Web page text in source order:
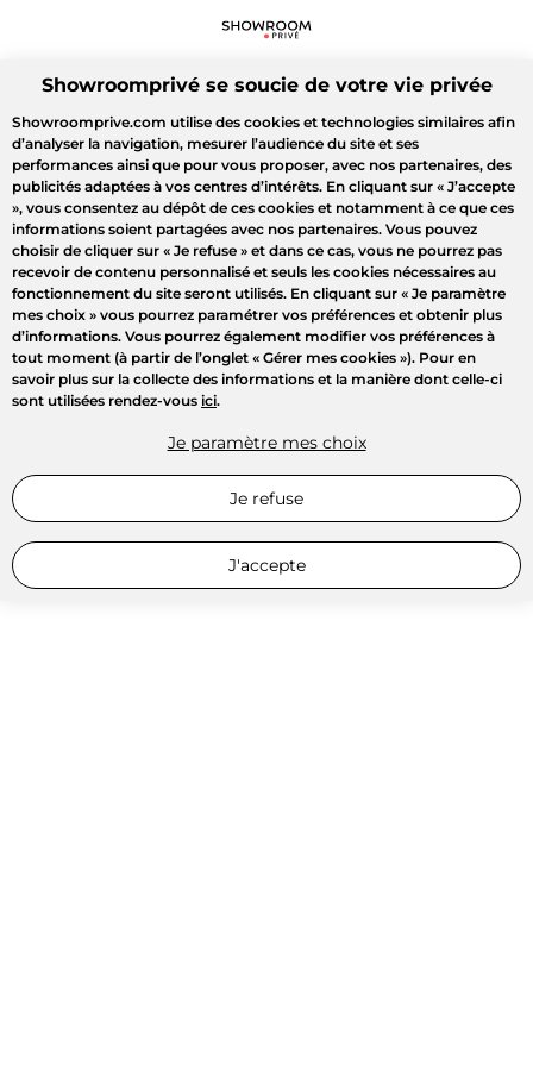
Showroomprivé se soucie de votre vie privée
Showroomprive.com utilise des cookies et technologies similaires afin
d’analyser la navigation, mesurer l’audience du site et ses
performances ainsi que pour vous proposer, avec nos partenaires, des
publicités adaptées à vos centres d’intérêts. En cliquant sur « J’accepte
», vous consentez au dépôt de ces cookies et notamment à ce que ces
informations soient partagées avec nos partenaires. Vous pouvez
choisir de cliquer sur « Je refuse » et dans ce cas, vous ne pourrez pas
recevoir de contenu personnalisé et seuls les cookies nécessaires au
fonctionnement du site seront utilisés. En cliquant sur « Je paramètre
mes choix » vous pourrez paramétrer vos préférences et obtenir plus
d’informations. Vous pourrez également modifier vos préférences à
tout moment (à partir de l’onglet « Gérer mes cookies »). Pour en
savoir plus sur la collecte des informations et la manière dont celle-ci
sont utilisées rendez-vous ici.
Je paramètre mes choix
Je refuse
J'accepte